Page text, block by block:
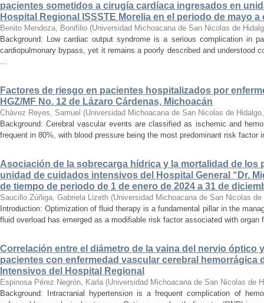
pacientes sometidos a cirugía cardíaca ingresados en
Hospital Regional ISSSTE Morelia en el periodo de mayo a
Benito Mendoza, Bonifilio (Universidad Michoacana de San Nicolas de
Background: Low cardiac output syndrome is a serious complication in
cardiopulmonary bypass, yet it remains a poorly described and understood
...
Factores de riesgo en pacientes hospitalizados por
HGZ/MF No. 12 de Lázaro Cárdenas, Michoacán
Chávez Reyes, Samuel (Universidad Michoacana de San Nicolas de Hidalgo
Background: Cerebral vascular events are classified as ischemic and
frequent in 80%, with blood pressure being the most predominant risk factor
Asociación de la sobrecarga hídrica y la mortalidad de los
unidad de cuidados intensivos del Hospital General “Dr.
de tiempo de periodo de 1 de enero de 2024 a 31 de
Saucillo Zúñiga, Gabriela Lizeth (Universidad Michoacana de San Nicolas de
Introduction: Optimization of fluid therapy is a fundamental pillar in the
fluid overload has emerged as a modifiable risk factor associated with organ
Correlación entre el diámetro de la vaina del nervio óptico
pacientes con enfermedad vascular cerebral hemorrágica
Intensivos del Hospital Regional
Espinosa Pérez Negrón, Karla (Universidad Michoacana de San Nicolas de
Background: Intracranial hypertension is a frequent complication of